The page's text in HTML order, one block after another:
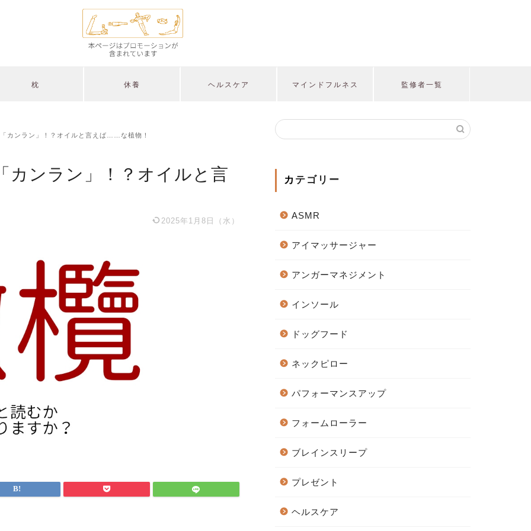
枕 休養 ヘルスケア マインドフルネス 監修者一覧
カンラン」！？オイルと言えば……な植物！
カンラン」！？オイルと言
2025年1月8日（水）
カテゴリー
ASMR
アイマッサージャー
アンガーマネジメント
インソール
ドッグフード
ネックピロー
パフォーマンスアップ
フォームローラー
ブレインスリープ
プレゼント
ヘルスケア